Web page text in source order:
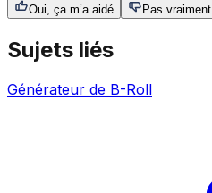
Oui, ça m’a aidé Pas vraiment
Sujets liés
Générateur de B-Roll